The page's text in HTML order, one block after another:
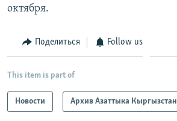
октября.
Поделиться Follow us
This item is part of
Новости Архив Азаттыка Кыргызстан